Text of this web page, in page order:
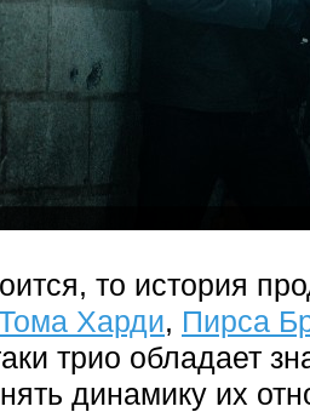
то история
Харди, Пирса
трио обладает
динамику их